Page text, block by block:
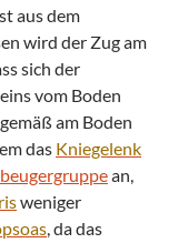
aus dem
wird der Zug am
sich der
vom Boden
am Boden
das Kniegelenk
an,
weniger
, da das